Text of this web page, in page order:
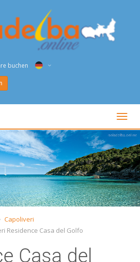
buchen
DEU
NED
FRA
PYC
ESP
SLO
Capoliveri
Residence Casa del Golfo
Casa del